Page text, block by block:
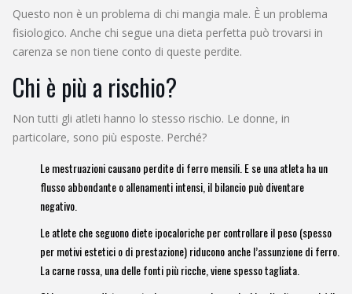
Questo non è un problema di chi mangia male. È un problema
fisiologico. Anche chi segue una dieta perfetta può trovarsi in
carenza se non tiene conto di queste perdite.
Chi è più a rischio?
Non tutti gli atleti hanno lo stesso rischio. Le donne, in
particolare, sono più esposte. Perché?
Le mestruazioni causano perdite di ferro mensili. E se una atleta ha un
flusso abbondante o allenamenti intensi, il bilancio può diventare
negativo.
Le atlete che seguono diete ipocaloriche per controllare il peso (spesso
per motivi estetici o di prestazione) riducono anche l’assunzione di ferro.
La carne rossa, una delle fonti più ricche, viene spesso tagliata.